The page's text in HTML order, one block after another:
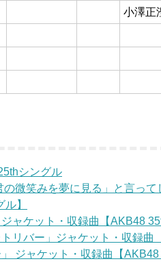
小澤正
シングル
の微笑みを夢に見る」と言っ
】
ジャケット・収録曲【AKB48
トリバー」ジャケット・収録
」 ジャケット・収録曲【